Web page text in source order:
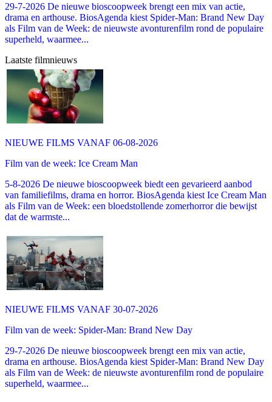
29-7-2026 De nieuwe bioscoopweek brengt een mix van actie,
drama en arthouse. BiosAgenda kiest Spider-Man: Brand New Day
als Film van de Week: de nieuwste avonturenfilm rond de populaire
superheld, waarmee...
Laatste filmnieuws
NIEUWE FILMS VANAF 06-08-2026
Film van de week: Ice Cream Man
5-8-2026 De nieuwe bioscoopweek biedt een gevarieerd aanbod
van familiefilms, drama en horror. BiosAgenda kiest Ice Cream Man
als Film van de Week: een bloedstollende zomerhorror die bewijst
dat de warmste...
NIEUWE FILMS VANAF 30-07-2026
Film van de week: Spider-Man: Brand New Day
29-7-2026 De nieuwe bioscoopweek brengt een mix van actie,
drama en arthouse. BiosAgenda kiest Spider-Man: Brand New Day
als Film van de Week: de nieuwste avonturenfilm rond de populaire
superheld, waarmee...